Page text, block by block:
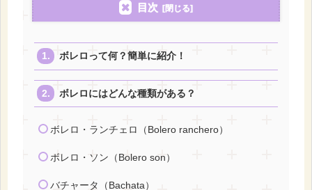
目次
ボレロって何？簡単に紹介！
ボレロにはどんな種類がある？
ボレロ・ランチェロ（Bolero ranchero）
ボレロ・ソン（Bolero son）
バチャータ（Bachata）